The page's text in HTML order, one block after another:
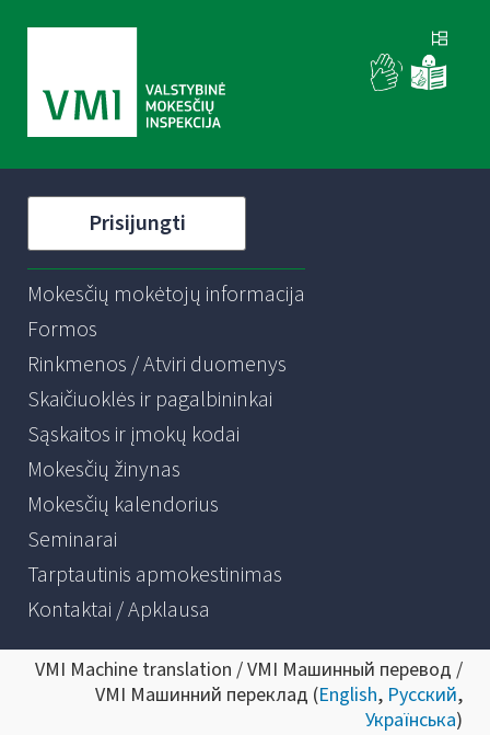
Prisijungti
Mokesčių mokėtojų informacija
Formos
Rinkmenos / Atviri duomenys
Skaičiuoklės ir pagalbininkai
Sąskaitos ir įmokų kodai
Mokesčių žinynas
Mokesčių kalendorius
Seminarai
Tarptautinis apmokestinimas
Kontaktai / Apklausa
VMI Machine translation / VMI Машинный перевод /
VMI Машинний переклад (English, Русский,
Українська)